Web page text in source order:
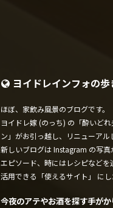
ヨイドレインフォの歩
ほぼ、家飲み風景のブログです。
ヨイドレ嫁 (のっち) の「酔いど
ン」がお引っ越し、リニューアル
新しいブログは Instagram の写
エピソード、時にはレシピなど
活用できる「使えるサイト」 にし
今夜のアテやお酒を探す手が